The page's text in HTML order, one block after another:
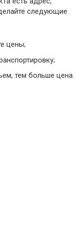
следующие
цены;
тем больше цена.